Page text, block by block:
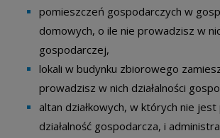
pomieszczeń gospodarczych w
domowych, o ile nie prowadzisz w
gospodarczej,
lokali w budynku zbiorowego
prowadzisz w nich działalności
altan działkowych, w których nie
działalność gospodarcza, i